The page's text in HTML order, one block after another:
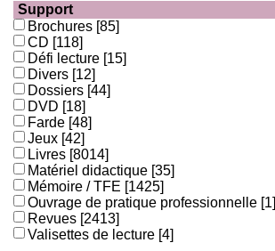
Support
Brochures [85]
CD [118]
Défi lecture [15]
Divers [12]
Dossiers [44]
DVD [18]
Farde [48]
Jeux [42]
Livres [8014]
Matériel didactique [35]
Mémoire / TFE [1425]
Ouvrage de pratique professionnelle [1]
Revues [2413]
Valisettes de lecture [4]